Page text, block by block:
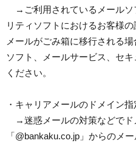
→ご利用されているメールソ
リティソフトにおけるお客様
メールがごみ箱に移行される
ソフト、メールサービス、セ
ください。
・キャリアメールのドメイン
→迷惑メールの対策などでド
「@bankaku.co.jp」からのメ